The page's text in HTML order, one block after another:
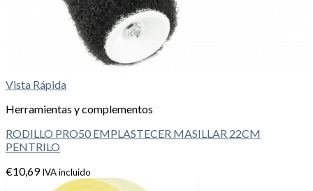
Vista Rápida
Herramientas y complementos
RODILLO PRO50 EMPLASTECER MASILLAR 22CM
PENTRILO
€10,69 IVA incluido